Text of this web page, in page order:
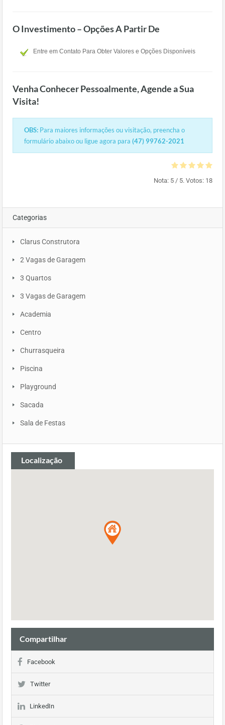
O Investimento – Opções A Partir De
Entre em Contato Para Obter Valores e Opções Disponíveis
Venha Conhecer Pessoalmente, Agende a Sua
Visita!
OBS: Para maiores informações ou visitação, preencha o
formulário abaixo ou ligue agora para (47) 99762-2021
Nota: 5 / 5. Votos: 18
Categorias
Clarus Construtora
2 Vagas de Garagem
3 Quartos
3 Vagas de Garagem
Academia
Centro
Churrasqueira
Piscina
Playground
Sacada
Sala de Festas
Localização
Compartilhar
Facebook
Twitter
LinkedIn